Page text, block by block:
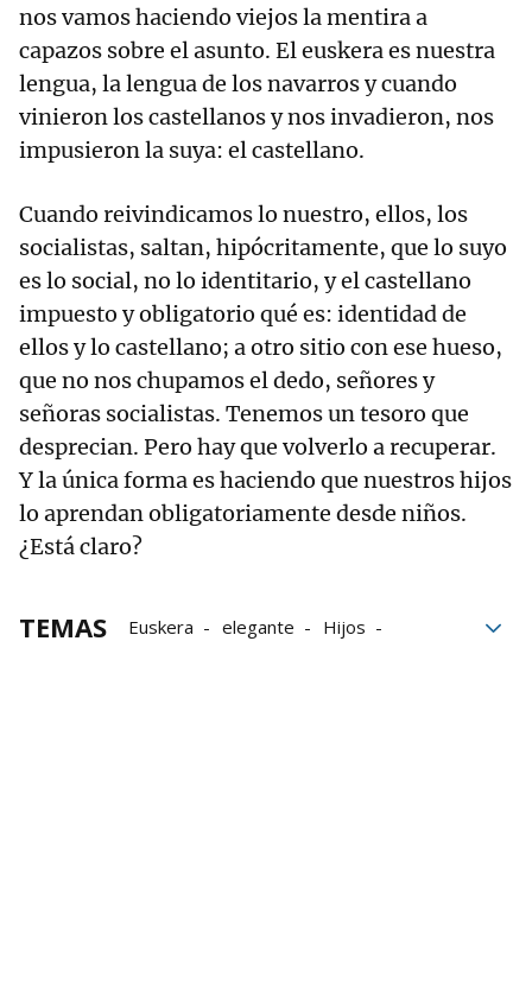
nos vamos haciendo viejos la mentira a
capazos sobre el asunto. El euskera es nuestra
lengua, la lengua de los navarros y cuando
vinieron los castellanos y nos invadieron, nos
impusieron la suya: el castellano.
Cuando reivindicamos lo nuestro, ellos, los
socialistas, saltan, hipócritamente, que lo suyo
es lo social, no lo identitario, y el castellano
impuesto y obligatorio qué es: identidad de
ellos y lo castellano; a otro sitio con ese hueso,
que no nos chupamos el dedo, señores y
señoras socialistas. Tenemos un tesoro que
desprecian. Pero hay que volverlo a recuperar.
Y la única forma es haciendo que nuestros hijos
lo aprendan obligatoriamente desde niños.
¿Está claro?
TEMAS Euskera elegante
Hijos